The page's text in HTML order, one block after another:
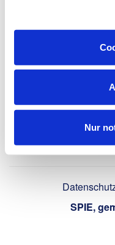
Verarbeitung Ihrer
Informationen zu
Datenschutzhinweisen
Nur
SPIE,